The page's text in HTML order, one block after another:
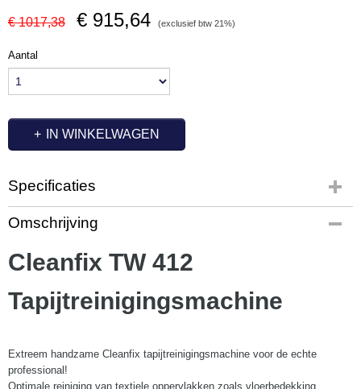
€ 1017,38 € 915,64 (exclusief btw 21%)
Aantal
IN WINKELWAGEN
Specificaties
Productcode
CF5028
Productcode leverancier
#044.000
Omschrijving
Cleanfix TW 412
Tapijtreinigingsmachine
Extreem handzame Cleanfix tapijtreinigingsmachine voor de echte
professional!
Optimale reiniging van textiele oppervlakken zoals vloerbedekking ,